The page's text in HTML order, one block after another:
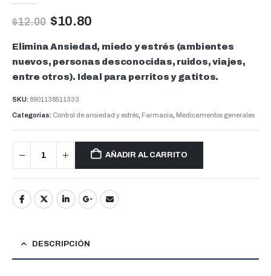
$12.00 $10.80
Elimina Ansiedad, miedo y estrés (ambientes
nuevos, personas desconocidas, ruidos, viajes,
entre otros). Ideal para perritos y gatitos.
SKU: 8901138511333
Categorías: Control de ansiedad y estrés, Farmacia, Medicamentos generales
AÑADIR AL CARRITO
DESCRIPCIÓN